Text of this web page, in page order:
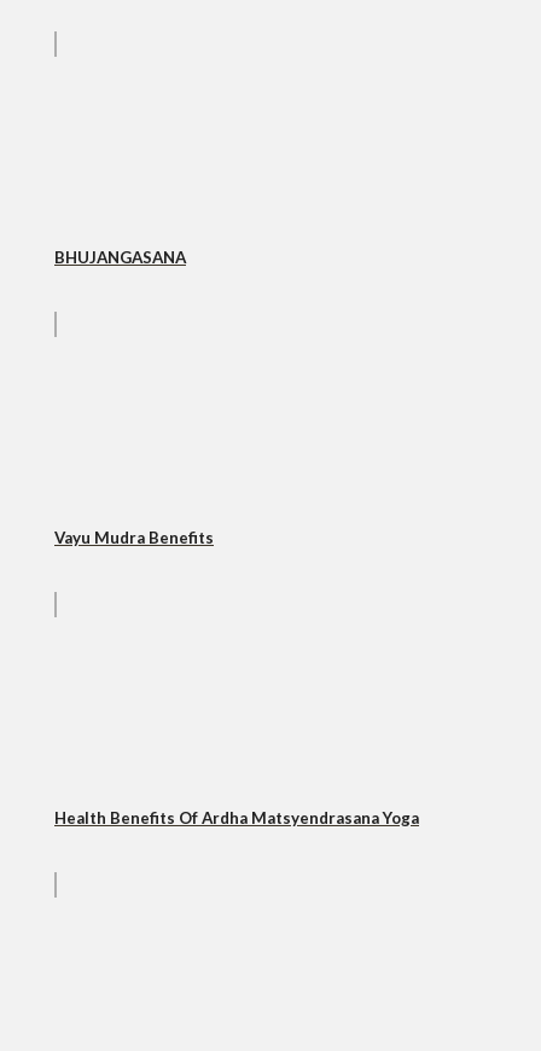
BHUJANGASANA
Vayu Mudra Benefits
Health Benefits Of Ardha Matsyendrasana Yoga